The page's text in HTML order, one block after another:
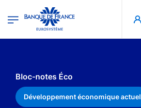
Banque de France - Menu Principal
Bloc-notes Éco
Développement économique actuel